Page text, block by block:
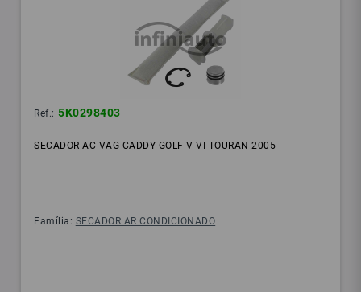
Ref.: 5K0298403
SECADOR AC VAG CADDY GOLF V-VI TOURAN 2005-
Família: SECADOR AR CONDICIONADO